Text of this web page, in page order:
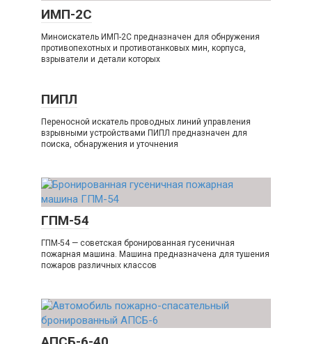
ИМП-2С
Миноискатель ИМП-2C предназначен для обнружения
противопехотных и противотанковых мин, корпуса,
взрыватели и детали которых
ПИПЛ
Переносной искатель проводных линий управления
взрывными устройствами ПИПЛ предназначен для
поиска, обнаружения и уточнения
ГПМ-54
ГПМ-54 — советская бронированная гусеничная
пожарная машина. Машина предназначена для тушения
пожаров различных классов